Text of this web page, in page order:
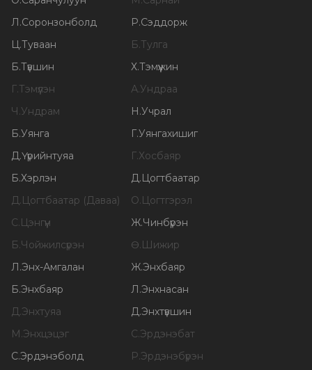
Л .Соронзонболд Р.Сэддорж
Ц.Туваан Б.Тулга
Б.Түвшин Х.Тэмүүжин
Г.Тэмүүлэн А.Ундраа
Ч .Ундрам Н .Учрал
Б.Уянга Г.Уянгахишиг
Д.Үүрийнтуяа Г.Хосбаяр
Б.Хэрлэн Д. Цогтбаатар
Д. Цогтбаатар (Даваа) О. Цогтгэрэл
С. Цэнгүүн Ж.Чинбүрэн
Б.Чойжилсүрэн Ө. Шижир
Л .Энх-Амгалан Ж.Энхбаяр
Б.Энхбаяр Л .Энхнасан
Д.Энхтуяа Д.Энхтүвшин
М .Энхцэцэг С.Эрдэнэбат
С.Эрдэнэболд Р.Эрдэнэбүрэн